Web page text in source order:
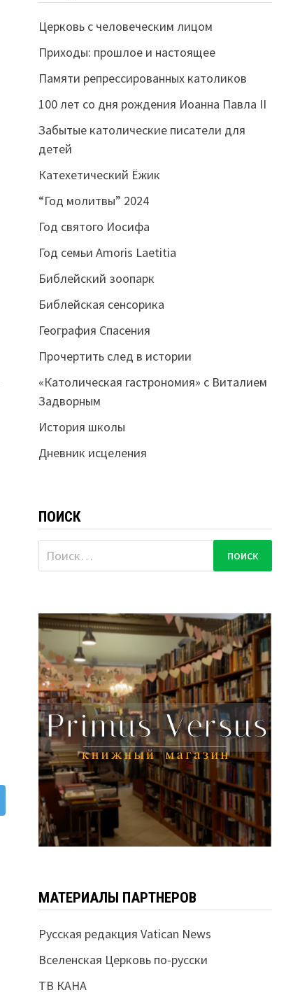
Церковь с человеческим лицом
Приходы: прошлое и настоящее
Памяти репрессированных католиков
100 лет со дня рождения Иоанна Павла II
Забытые католические писатели для
детей
Катехетический Ёжик
“Год молитвы” 2024
Год святого Иосифа
Год семьи Amoris Laetitia
Библейский зоопарк
Библейская сенсорика
География Спасения
Прочертить след в истории
«Католическая гастрономия» с Виталием
Задворным
История школы
Дневник исцеления
ПОИСК
Найти:
МАТЕРИАЛЫ ПАРТНЕРОВ
Русская редакция Vatican News
Вселенская Церковь по-русски
ТВ КАНА